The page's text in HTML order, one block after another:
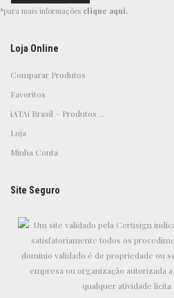
*para mais informações clique aqui.
Loja Online
Comparar Produtos
Favoritos
iATAi Brasil – Produtos ...
Loja
Minha Conta
Site Seguro